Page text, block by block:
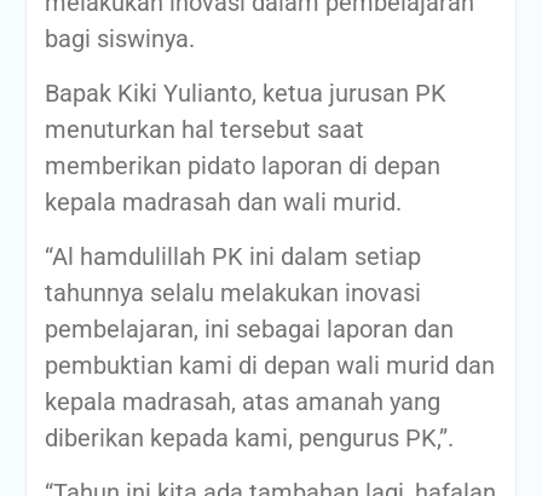
bagi siswinya.
Bapak Kiki Yulianto, ketua jurusan PK
menuturkan hal tersebut saat
memberikan pidato laporan di depan
kepala madrasah dan wali murid.
“Al hamdulillah PK ini dalam setiap
tahunnya selalu melakukan inovasi
pembelajaran, ini sebagai laporan dan
pembuktian kami di depan wali murid dan
kepala madrasah, atas amanah yang
diberikan kepada kami, pengurus PK,”.